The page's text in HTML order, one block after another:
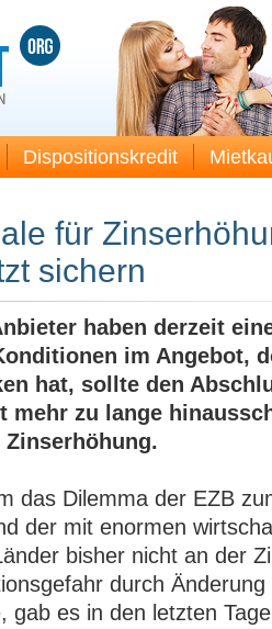
Dispositionskredit
für
sichern
haben derzeit
im Angebot,
hat, sollte den
mehr zu lange
das Dilemma der EZB
der mit enormen
bisher nicht an der
durch
gab es in den letzten